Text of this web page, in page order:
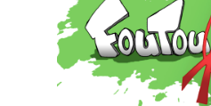
Fripon – vernissage
Festival – Samedi 18
Ŝtono, un livre réalisé par